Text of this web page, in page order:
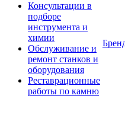
Консультации в
подборе
инструмента и
химии
Обслуживание и
ремонт станков и
оборудования
Реставрационные
работы по камню